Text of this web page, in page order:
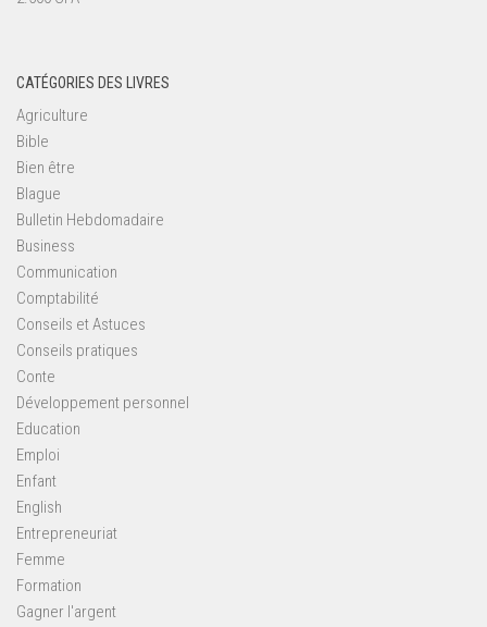
CATÉGORIES DES LIVRES
Agriculture
Bible
Bien être
Blague
Bulletin Hebdomadaire
Business
Communication
Comptabilité
Conseils et Astuces
Conseils pratiques
Conte
Développement personnel
Education
Emploi
Enfant
English
Entrepreneuriat
Femme
Formation
Gagner l'argent